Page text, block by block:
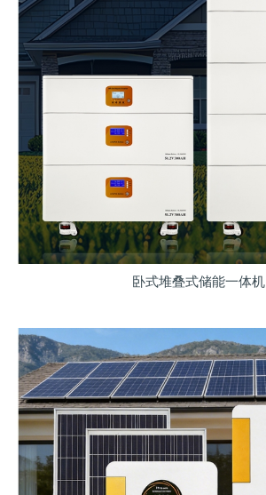
卧式堆叠式储能一体机